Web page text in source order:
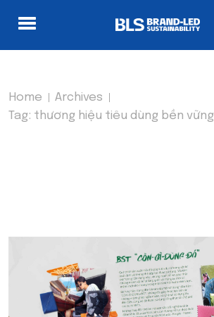
Home
Archives
Tag: thương hiệu tiêu dùng bền vững